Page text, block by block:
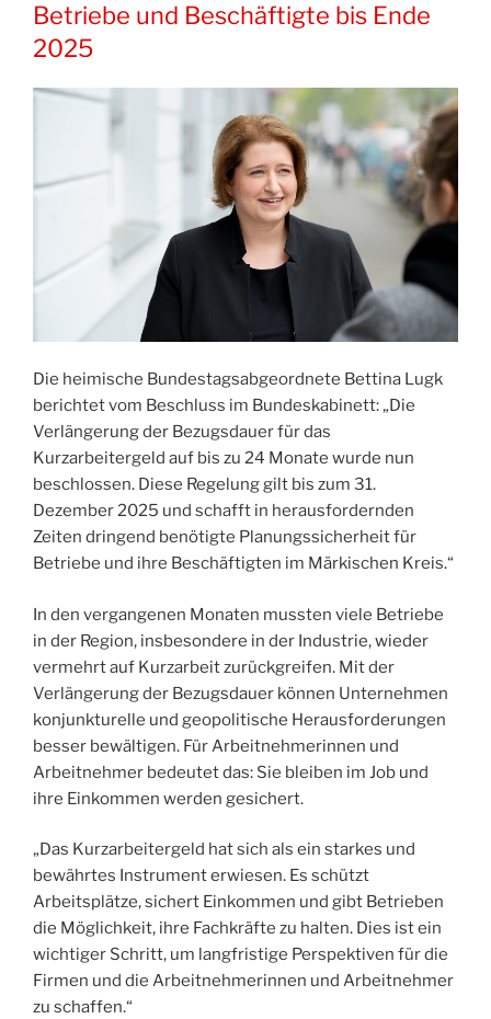
Betriebe und Beschäftigte bis Ende
2025
Die heimische Bundestagsabgeordnete Bettina Lugk
berichtet vom Beschluss im Bundeskabinett: „Die
Verlängerung der Bezugsdauer für das
Kurzarbeitergeld auf bis zu 24 Monate wurde nun
beschlossen. Diese Regelung gilt bis zum 31.
Dezember 2025 und schafft in herausfordernden
Zeiten dringend benötigte Planungssicherheit für
Betriebe und ihre Beschäftigten im Märkischen Kreis.“
In den vergangenen Monaten mussten viele Betriebe
in der Region, insbesondere in der Industrie, wieder
vermehrt auf Kurzarbeit zurückgreifen. Mit der
Verlängerung der Bezugsdauer können Unternehmen
konjunkturelle und geopolitische Herausforderungen
besser bewältigen. Für Arbeitnehmerinnen und
Arbeitnehmer bedeutet das: Sie bleiben im Job und
ihre Einkommen werden gesichert.
„Das Kurzarbeitergeld hat sich als ein starkes und
bewährtes Instrument erwiesen. Es schützt
Arbeitsplätze, sichert Einkommen und gibt Betrieben
die Möglichkeit, ihre Fachkräfte zu halten. Dies ist ein
wichtiger Schritt, um langfristige Perspektiven für die
Firmen und die Arbeitnehmerinnen und Arbeitnehmer
zu schaffen.“